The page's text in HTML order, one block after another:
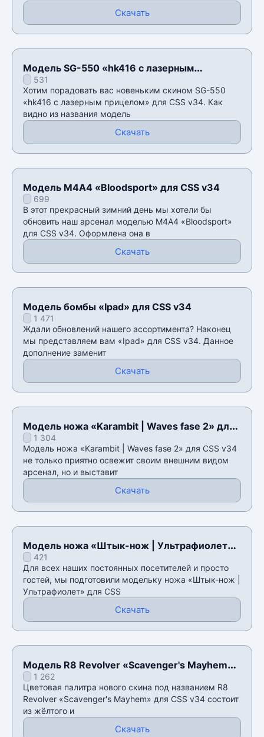
Скачать
Модель SG-550 «hk416 с лазерным
прицелом» для CSS v34
531
Хотим порадовать вас новеньким скином SG-550
«hk416 с лазерным прицелом» для CSS v34. Как
видно из названия модель
Скачать
Модель М4А4 «Bloodsport» для CSS v34
699
В этот прекрасный зимний день мы хотели бы
обновить наш арсенал моделью М4А4 «Bloodsport»
для CSS v34. Оформлена она в
Скачать
Модель бомбы «Ipad» для CSS v34
1 471
Ждали обновлений нашего ассортимента? Наконец
мы представляем вам «Ipad» для CSS v34. Данное
дополнение заменит
Скачать
Модель ножа «Karambit | Waves fase 2» для
CSS v34
1 304
Модель ножа «Karambit | Waves fase 2» для CSS v34
не только приятно освежит своим внешним видом
арсенал, но и выставит
Скачать
Модель ножа «Штык-нож | Ультрафиолет»
для CSS v34
421
Для всех наших постоянных посетителей и просто
гостей, мы подготовили модельку ножа «Штык-нож |
Ультрафиолет» для CSS
Скачать
Модель R8 Revolver «Scavenger's Mayhem»
для CSS v34
1 262
Цветовая палитра нового скина под названием R8
Revolver «Scavenger's Mayhem» для CSS v34 состоит
из жёлтого и
Скачать